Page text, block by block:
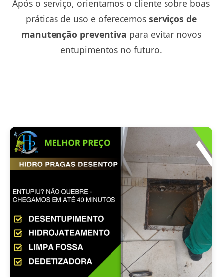
Após o serviço, orientamos o cliente sobre boas
práticas de uso e oferecemos serviços de
manutenção preventiva para evitar novos
entupimentos no futuro.